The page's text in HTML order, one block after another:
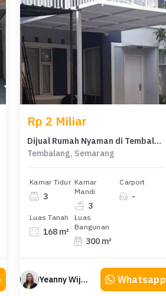
Rp 2 Miliar
Dijual Rumah Nyaman di Tembalang, Semarang - LT 168m²
Tembalang, Semarang
Kamar Tidur
3
Kamar
Mandi
3
Carport
-
Luas Tanah
168 m²
Luas
Bangunan
300 m²
Yeanny Wijaya Whatsapp